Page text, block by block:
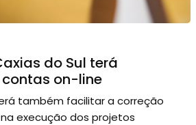
do Sul terá
on-line
também facilitar a correção
execução dos projetos